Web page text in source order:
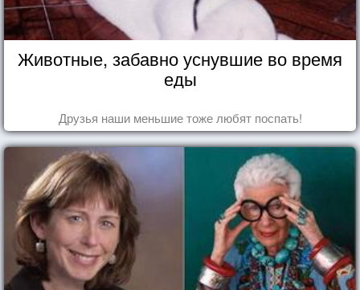
Животные, забавно уснувшие во время
еды
Друзья наши меньшие тоже любят поспать!